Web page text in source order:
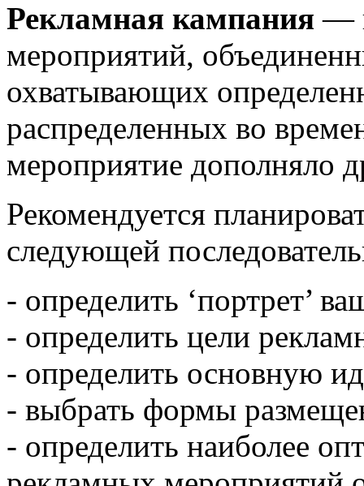
Рекламная кампания —
мероприятий,
охватывающих
распределенных во
мероприятие дополняло
Рекомендуется
следующей
- определить ‘портрет’
- определить цели
- определить основную
- выбрать формы
- определить наиболее